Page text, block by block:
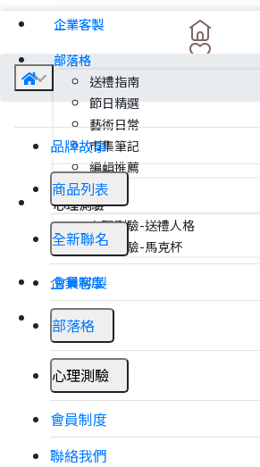
企業客製
部落格
送禮指南
節日精選
藝術日常
市集筆記
編輯推薦
心理測驗
心理測驗-送禮人格
心理測驗-馬克杯
會員制度
聯絡我們
品牌故事
商品列表
全新聯名
企業客製
部落格
心理測驗
會員制度
聯絡我們